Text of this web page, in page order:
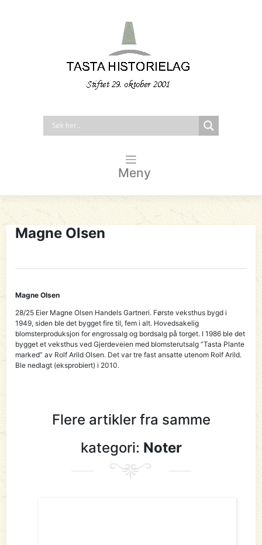
Meny
Magne Olsen
Magne Olsen
28/25 Eier Magne Olsen Handels Gartneri. Første veksthus bygd i
1949, siden ble det bygget fire til, fem i alt. Hovedsakelig
blomsterproduksjon for engrossalg og bordsalg på torget. I 1986 ble det
bygget et veksthus ved Gjerdeveien med blomsterutsalg ”Tasta Plante
marked” av Rolf Arild Olsen. Det var tre fast ansatte utenom Rolf Arild.
Ble nedlagt (eksprobiert) i 2010.
Flere artikler fra samme
kategori: Noter